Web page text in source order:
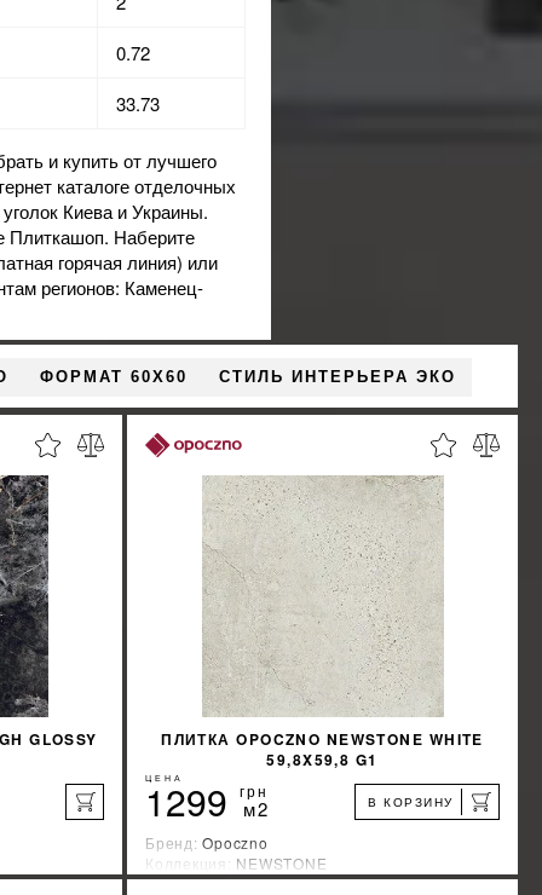
0.72
33.73
и купить от лучшего
каталоге отделочных
Киева и Украины.
Плиткашоп. Наберите
горячая линия) или
регионов: Каменец-
ФОРМАТ 60X60 СТИЛЬ ИНТЕРЬЕРА ЭКО
GLOSSY
ПЛИТКА OPOCZNO NEWSTONE WHITE
59,8X59,8 G1
ЦЕНА
1299 грн
м2 В КОРЗИНУ
Бренд:Opoczno
Коллекция: NEWSTONE
Страна-производитель:Польша